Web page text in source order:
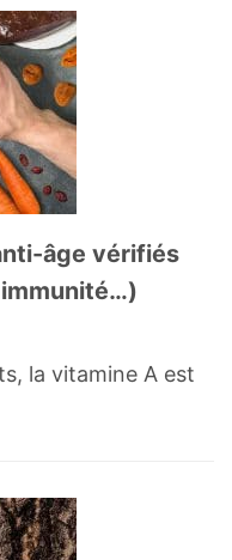
âge vérifiés
la vitamine A est